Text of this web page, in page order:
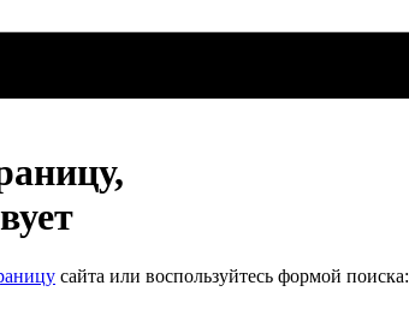
сайта или воспользуйтесь формой поиска: